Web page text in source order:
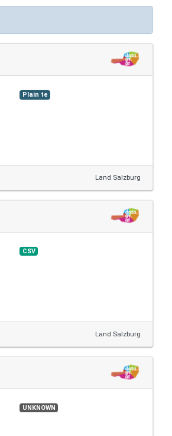
Plain te
Land Salzburg
CSV
Land Salzburg
UNKNOWN